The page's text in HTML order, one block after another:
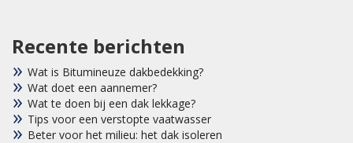
Recente berichten
Wat is Bitumineuze dakbedekking?
Wat doet een aannemer?
Wat te doen bij een dak lekkage?
Tips voor een verstopte vaatwasser
Beter voor het milieu: het dak isoleren